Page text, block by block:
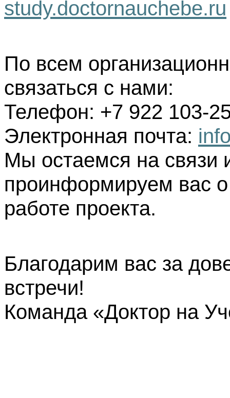
study.doctornauchebe.ru
По всем
связаться с нами:
Телефон: +7 922 103-
Электронная почта:
Мы остаемся на связи
проинформируем вас
работе проекта.
Благодарим вас за
встречи!
Команда «Доктор на